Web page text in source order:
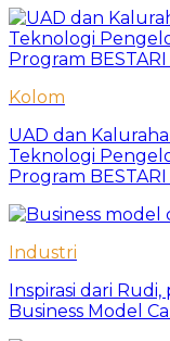
Kolom
UAD dan
Teknologi
Program BESTARI
Industri
Inspirasi dari
Business Model